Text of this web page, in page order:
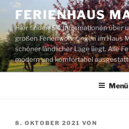
Zum
Inhalt
springen
FERIENHAUS
Hier finden Sie Informationen über
großen Ferienwohnungen im Haus
schöner ländlicher Lage liegt. Alle
modern und komfortabel
Menü
VERÖFFENTLICHT
8. OKTOBER 2021 VON